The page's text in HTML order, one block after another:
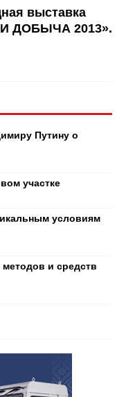
выставка
ДОБЫЧА 2013».
Путину о
участке
условиям
и средств